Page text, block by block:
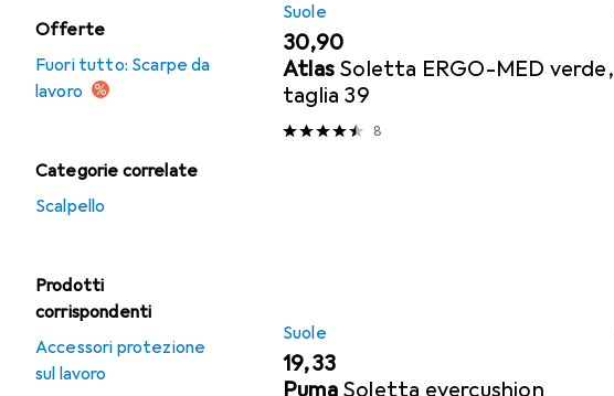
Offerte
Fuori tutto: Scarpe da
lavoro
Categorie correlate
Scalpello
Prodotti
corrispondenti
Accessori protezione
sul lavoro
Suole
EUR
30,90
Atlas Soletta ERGO-MED verde,
taglia 39
8
Suole
EUR
19,33
Puma Soletta evercushion